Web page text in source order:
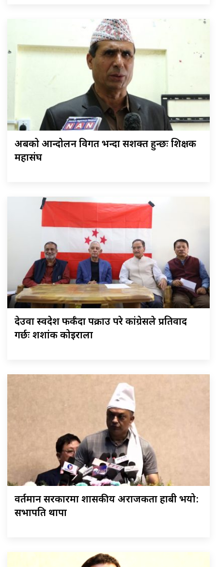
अबको आन्दोलन विगत भन्दा सशक्त हुन्छः शिक्षक
महासंघ
देउवा स्वदेश फर्कँदा पक्राउ परे कांग्रेसले प्रतिवाद
गर्छः शशांक कोइराला
वर्तमान सरकारमा शासकीय अराजकता हाबी भयो:
सभापति थापा